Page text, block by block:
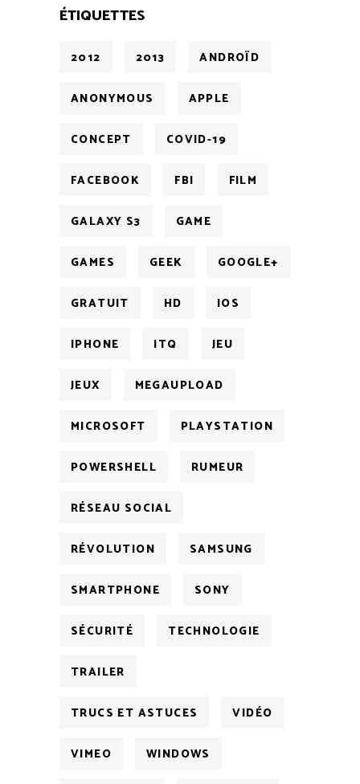
ÉTIQUETTES
2012 2013 ANDROÏD
ANONYMOUS APPLE
CONCEPT COVID-19
FACEBOOK FBI FILM
GALAXY S3 GAME
GAMES GEEK GOOGLE+
GRATUIT HD IOS
IPHONE ITQ JEU
JEUX MEGAUPLOAD
MICROSOFT PLAYSTATION
POWERSHELL RUMEUR
RÉSEAU SOCIAL
RÉVOLUTION SAMSUNG
SMARTPHONE SONY
SÉCURITÉ TECHNOLOGIE
TRAILER
TRUCS ET ASTUCES VIDÉO
VIMEO WINDOWS